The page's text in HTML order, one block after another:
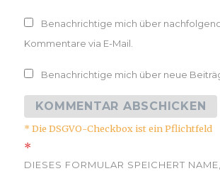
Benachrichtige mich über
Kommentare via E-Mail.
Benachrichtige mich über neue
* Die DSGVO-Checkbox ist ein Pflichtfeld
*
DIESES FORMULAR SPEICHERT